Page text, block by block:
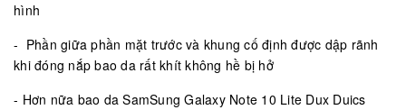
hình
- Phần giữa phần mặt trước và khung cố định được dập rãnh
khi đóng nắp bao da rất khít không hề bị hở
- Hơn nữa bao da SamSung Galaxy Note 10 Lite Dux Duics